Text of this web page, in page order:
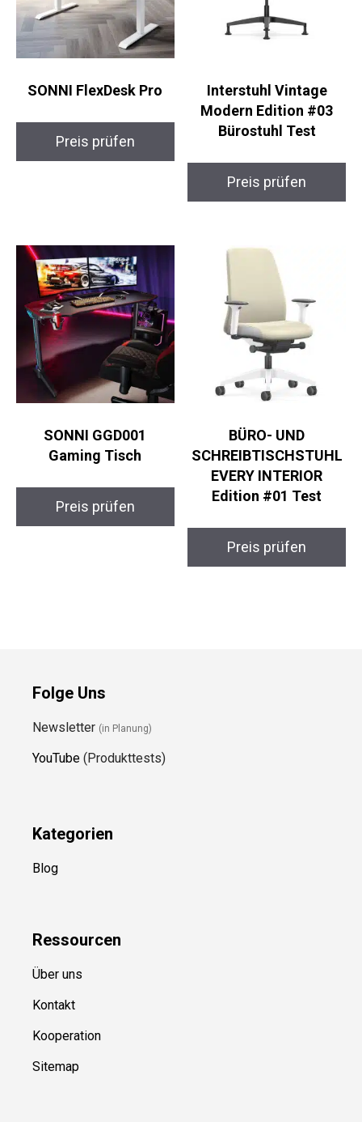
SONNI FlexDesk Pro
Preis prüfen
Interstuhl Vintage
Modern Edition #03
Bürostuhl Test
Preis prüfen
SONNI GGD001
Gaming Tisch
Preis prüfen
BÜRO- UND
SCHREIBTISCHSTUHL
EVERY INTERIOR
Edition #01 Test
Preis prüfen
Folge Uns
Newsletter (in Planung)
YouTube (Produkttests)
Kategorien
Blog
Ressourcen
Über uns
Kontakt
Kooperation
Sitemap